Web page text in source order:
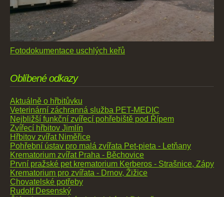
Fotodokumentace uschlých keřů
Oblíbené odkazy
Aktuálně o hřbitůvku
Veterinární záchranná služba PET-MEDIC
Nejbližší funkční zvířecí pohřebiště pod Řípem
Zvířecí hřbitov Jimlín
Hřbitov zvířat Niměřice
Pohřební ústav pro malá zvířata Pet-pieta - Letňany
Krematorium zvířat Praha - Běchovice
První pražské pet krematorium Kerberos - Strašnice, Zápy
Krematorium pro zvířata - Drnov, Žižice
Chovatelské potřeby
Rudolf Desenský